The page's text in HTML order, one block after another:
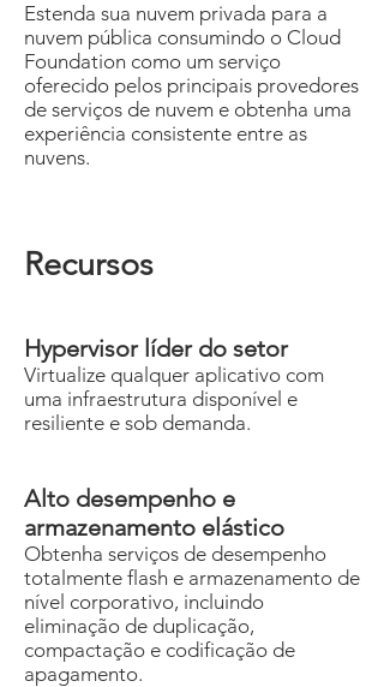
Estenda sua nuvem privada para a
nuvem pública consumindo o Cloud
Foundation como um serviço
oferecido pelos principais provedores
de serviços de nuvem e obtenha uma
experiência consistente entre as
nuvens.
Recursos
Hypervisor líder do setor
Virtualize qualquer aplicativo com
uma infraestrutura disponível e
resiliente e sob demanda.
Alto desempenho e
armazenamento elástico
Obtenha serviços de desempenho
totalmente flash e armazenamento de
nível corporativo, incluindo
eliminação de duplicação,
compactação e codificação de
apagamento.